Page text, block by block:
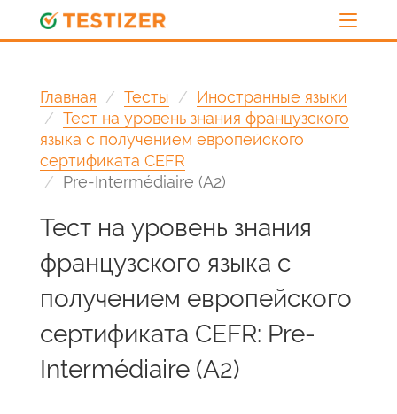
Главная Тесты
Иностранные языки
Тест на уровень знания французского
языка с получением европейского
сертификата CEFR
Pre-Intermédiaire (A2)
Тест на уровень знания
французского языка с
получением европейского
сертификата CEFR: Pre-
Intermédiaire (A2)